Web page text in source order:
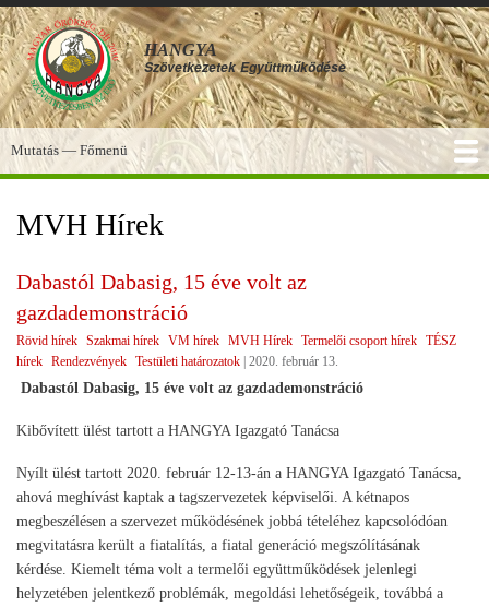
Ugrás
a
tartalomra
HANGYA
Szövetkezetek Együttműködése
Főmenü
Mutatás — Főmenü
MVH Hírek
Dabastól Dabasig, 15 éve volt az
gazdademonstráció
Rövid hírek Szakmai hírek VM hírek MVH Hírek Termelői csoport hírek TÉSZ
hírek Rendezvények Testületi határozatok 2020. február 13.
Dabastól Dabasig, 15 éve volt az gazdademonstráció
Kibővített ülést tartott a HANGYA Igazgató Tanácsa
Nyílt ülést tartott 2020. február 12-13-án a HANGYA Igazgató Tanácsa,
ahová meghívást kaptak a tagszervezetek képviselői. A kétnapos
megbeszélésen a szervezet működésének jobbá tételéhez kapcsolódóan
megvitatásra került a fiatalítás, a fiatal generáció megszólításának
kérdése. Kiemelt téma volt a termelői együttműködések jelenlegi
helyzetében jelentkező problémák, megoldási lehetőségeik, továbbá a